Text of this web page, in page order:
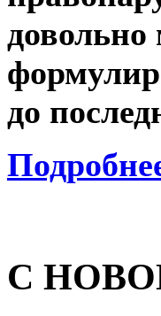
довольно
до
С